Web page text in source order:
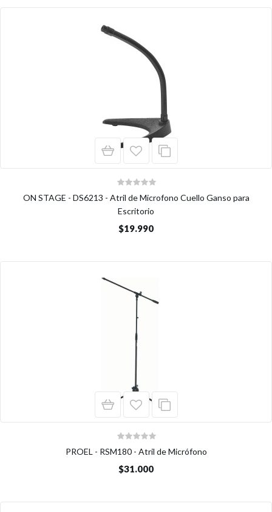
ON STAGE - DS6213 - Atril de Microfono Cuello Ganso para
Escritorio
$19.990
PROEL - RSM180 - Atril de Micrófono
$31.000